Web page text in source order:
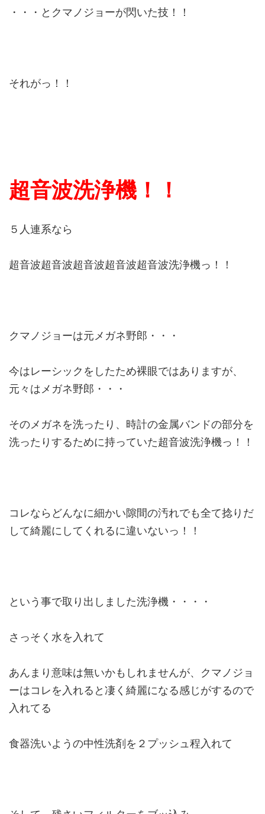
・・・とクマノジョーが閃いた技！！
それがっ！！
超音波洗浄機！！
５人連系なら
超音波超音波超音波超音波超音波洗浄機っ！！
クマノジョーは元メガネ野郎・・・
今はレーシックをしたため裸眼ではありますが、
元々はメガネ野郎・・・
そのメガネを洗ったり、時計の金属バンドの部分を
洗ったりするために持っていた超音波洗浄機っ！！
コレならどんなに細かい隙間の汚れでも全て捻りだ
して綺麗にしてくれるに違いないっ！！
という事で取り出しました洗浄機・・・・
さっそく水を入れて
あんまり意味は無いかもしれませんが、クマノジョ
ーはコレを入れると凄く綺麗になる感じがするので
入れてる
食器洗いようの中性洗剤を２プッシュ程入れて